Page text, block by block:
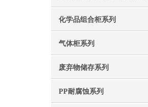
化学品组合柜系列
气体柜系列
废弃物储存系列
PP耐腐蚀系列